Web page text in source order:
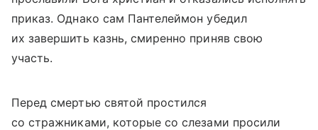
приказ. Однако сам Пантелеймон убедил
их завершить казнь, смиренно приняв свою
участь.
Перед смертью святой простился
со стражниками, которые со слезами просили